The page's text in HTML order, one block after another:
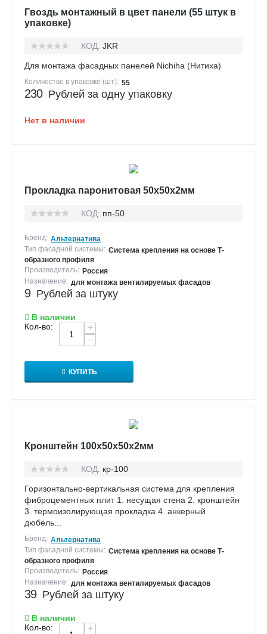
Гвоздь монтажный в цвет панели (55 штук в
упаковке)
КОД: JKR
Для монтажа фасадных панелей Nichiha (Нитиха)
Количество в упаковке (шт): 55
230 Рублей за одну упаковку
Нет в наличии
Прокладка паронитовая 50х50х2мм
КОД: пп-50
Бренд: Альтернатива
Тип фасадной системы: Система крепления на основе Т-
образного профиля
Производитель: Россия
Назначение: для монтажа вентилируемых фасадов
9 Рублей за штуку
В наличии
Кол-во:
+
−
КУПИТЬ
Кронштейн 100х50х50х2мм
КОД: кр-100
Горизонтально-вертикальная система для крепления
фиброцементных плит 1. несущая стена 2. кронштейн
3. термоизолирующая прокладка 4. анкерный
дюбель...
Бренд: Альтернатива
Тип фасадной системы: Система крепления на основе Т-
образного профиля
Производитель: Россия
Назначение: для монтажа вентилируемых фасадов
39 Рублей за штуку
В наличии
Кол-во:
+